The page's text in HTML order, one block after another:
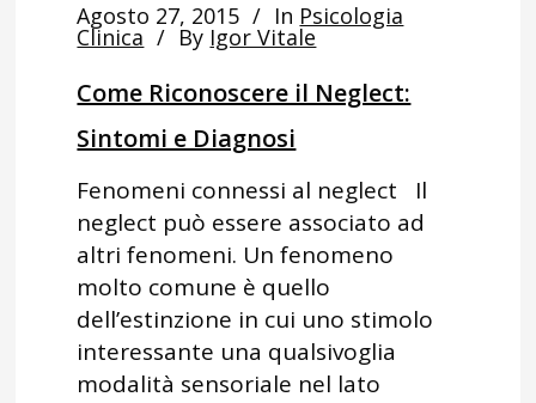
Agosto 27, 2015 In Psicologia
Clinica By Igor Vitale
Come Riconoscere il Neglect:
Sintomi e Diagnosi
Fenomeni connessi al neglect Il
neglect può essere associato ad
altri fenomeni. Un fenomeno
molto comune è quello
dell’estinzione in cui uno stimolo
interessante una qualsivoglia
modalità sensoriale nel lato